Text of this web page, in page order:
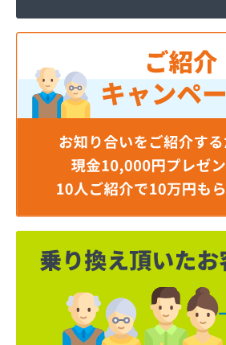
株式会社ウエハラ
株式会社エコア 八代営業所
株式会社エコア 北部充填所
株式会社シバタ 熊本営業所
株式会社ジャパンクラフト
株式会社ダイイチライフ
株式会社タイプロ
株式会社タキガワ
株式会社ツバメ商会
株式会社フジイエネルギー
株式会社ホームエネルギー南九州
株式会社ホームエネルギー南九州
株式会社ミスミ 八代支店
株式会社ミスミ 八代事業所
株式会社ライフサポート九州
株式会社丸仙商会